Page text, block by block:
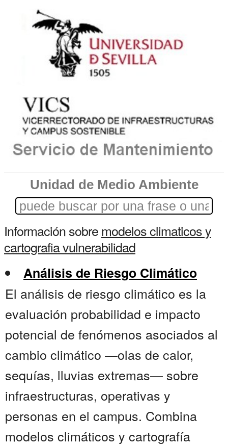
Unidad de Medio Ambiente
Información sobremodelos climaticos y
cartografia vulnerabilidad
Análisis de Riesgo Climático
El análisis de riesgo climático es la
evaluación probabilidad e impacto
potencial de fenómenos asociados al
cambio climático —olas de calor,
sequías, lluvias extremas— sobre
infraestructuras, operativas y
personas en el campus. Combina
modelos climáticos y cartografía